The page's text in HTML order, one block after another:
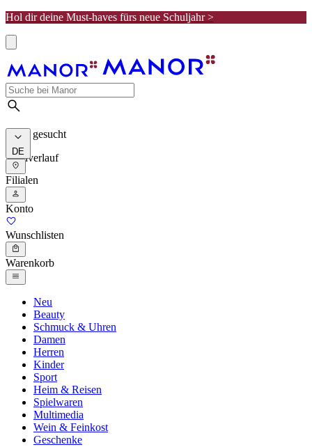
Hol dir deine Must-haves fürs neue Schuljahr >
Meist gesucht
Suchverlauf
DE
Filialen
Konto
Wunschlisten
Warenkorb
Neu
Beauty
Schmuck & Uhren
Damen
Herren
Kinder
Sport
Heim & Reisen
Spielwaren
Multimedia
Wein & Feinkost
Geschenke